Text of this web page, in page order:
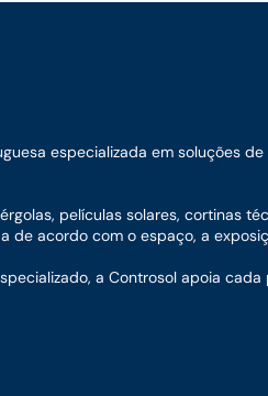
especializada em soluções
películas solares, cortinas
de acordo com o espaço, a
a Controsol apoia